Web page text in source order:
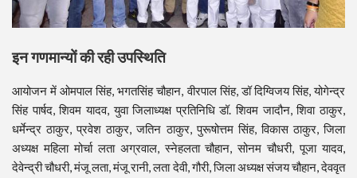
इन गणमान्यों की रही उपस्थिति
आयोजन में ओमपाल सिंह, भगतसिंह चौहान, वीरपाल सिंह, डॉ दिग्विजय सिंह, योगेन्द्र
सिंह पार्षद, शिवम यादव, युवा जिलाध्यक्ष प्रतिनिधि डॉ. शिवम जादौन, शिवा ठाकुर,
धर्मेन्द्र ठाकुर, प्रवेश ठाकुर, जतिन ठाकुर, पुरूषोत्तम सिंह, विकास ठाकुर, जिला
अध्यक्ष महिला मोर्चा लता अग्रवाल, स्नेहलता चौहान, सोनम चौधरी, पूजा यादव,
देवेन्द्री चौधरी, मंजू लता, मंजू रानी, लता देवी, गौरी, जिला अध्यक्ष संजय चौहान, देववृत